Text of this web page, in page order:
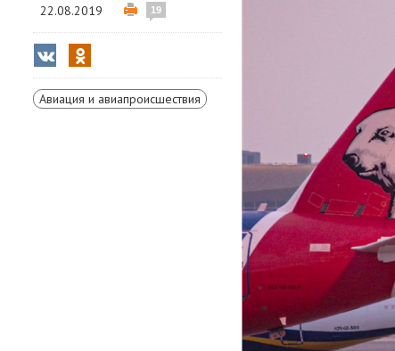
22.08.2019 19
Авиация и авиапроисшествия